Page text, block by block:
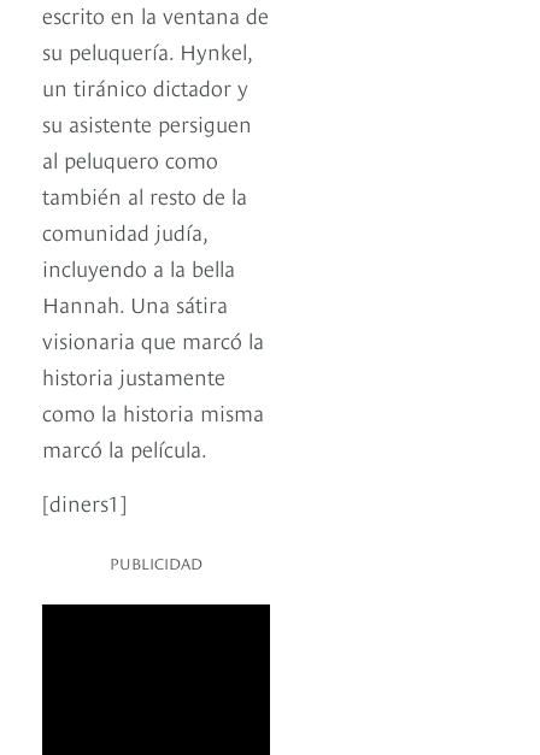
escrito en la ventana de
su peluquería. Hynkel,
un tiránico dictador y
su asistente persiguen
al peluquero como
también al resto de la
comunidad judía,
incluyendo a la bella
Hannah. Una sátira
visionaria que marcó la
historia justamente
como la historia misma
marcó la película.
[diners1]
PUBLICIDAD